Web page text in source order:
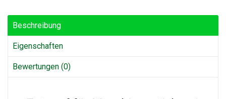
Beschreibung
Eigenschaften
Bewertungen (0)